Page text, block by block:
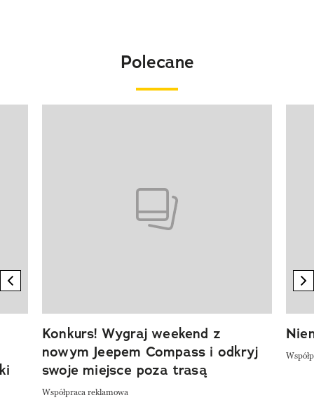
Polecane
previous element
Konkurs! Wygraj weekend z
nowym Jeepem Compass i odkryj
swoje miejsce poza trasą
Współpraca reklamowa